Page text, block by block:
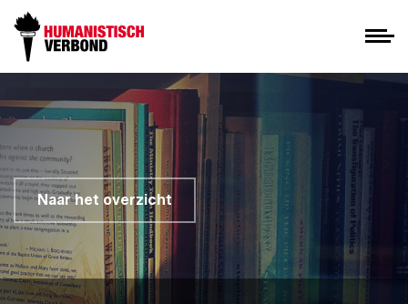
Naar het overzicht